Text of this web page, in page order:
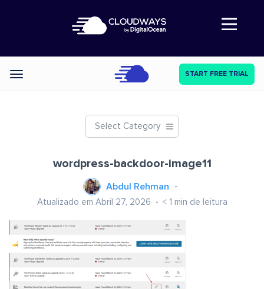
Abre a navegação
Categories START FREE TRIAL
Select Category
wordpress-backdoor-image11
Abdul Rehman
Atualizado em Abril 27, 2026 < 1 min de leitura